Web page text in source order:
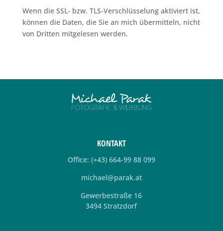
Wenn die SSL- bzw. TLS-Verschlüsselung aktiviert ist,
können die Daten, die Sie an mich übermitteln, nicht
von Dritten mitgelesen werden.
KONTAKT
Office: (+43) 664-99 88 099
michael@parak.at
Gewerbestraße 16
3494 Stratzdorf